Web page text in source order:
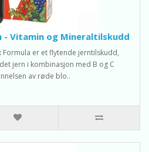
- Vitamin og Mineraltilskudd
Formula er et flytende jerntilskudd,
jern i kombinasjon med B og C
av røde blo..